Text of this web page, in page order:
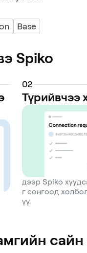
Base
Spiko
02
Түрийвчээ
дээр Spiko
г сонгоод
үү.